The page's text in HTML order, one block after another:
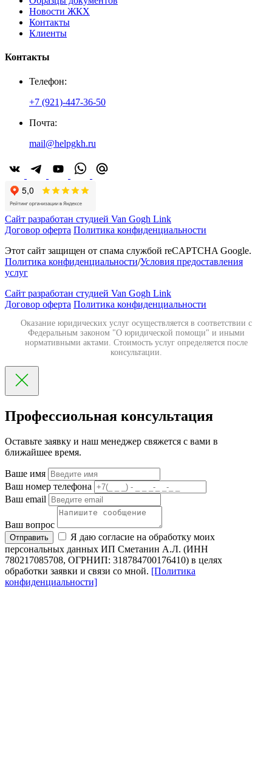
Новости ЖКХ
Контакты
Клиенты
Контакты
Телефон:
+7 (921)-447-36-50
Почта:
mail@helpgkh.ru
Сайт разработан студией Van Gogh Link
Договор оферта Политика конфиденциальности
Этот сайт защищен от спама службой reCAPTCHA Google.
Политика конфиденциальности/Условия предоставления
услуг
Сайт разработан студией Van Gogh Link
Договор оферта Политика конфиденциальности
Оказание юридических услуг осуществляется в соответствии с
Федеральным законом "О юридической помощи" и иными
нормативными актами. Стоимость услуг определяется после
консультации.
Профессиольная консультация
Оставьте заявку и наш менеджер свяжется с вами в
ближайшее время.
Ваше имя
Ваш номер телефона
Ваш email
Ваш вопрос
Отправить
Я даю согласие на обработку моих
персональных данных ИП Сметанин А.Л. (ИНН
780217085708, ОГРНИП: 318784700176410) в целях
обработки заявки и связи со мной. [Политика
конфиденциальности]